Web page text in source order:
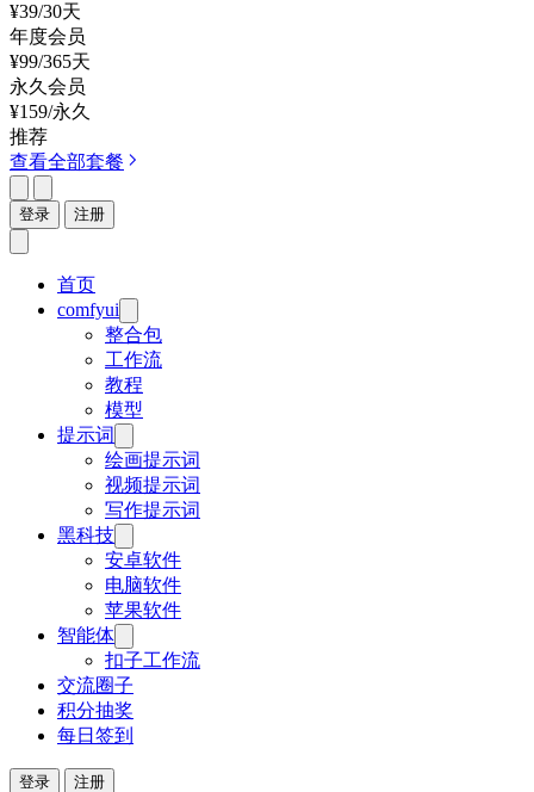
¥39/30天
年度会员
¥99/365天
永久会员
¥159/永久
推荐
查看全部套餐
登录 注册
首页
comfyui
整合包
工作流
教程
模型
提示词
绘画提示词
视频提示词
写作提示词
黑科技
安卓软件
电脑软件
苹果软件
智能体
扣子工作流
交流圈子
积分抽奖
每日签到
登录 注册